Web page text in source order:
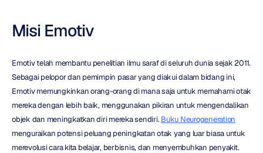
Misi Emotiv
Emotiv telah membantu penelitian ilmu saraf di seluruh dunia sejak 2011.
Sebagai pelopor dan pemimpin pasar yang diakui dalam bidang ini,
Emotiv memungkinkan orang-orang di mana saja untuk memahami otak
mereka dengan lebih baik, menggunakan pikiran untuk mengendalikan
objek dan meningkatkan diri mereka sendiri. Buku Neurogeneration
menguraikan potensi peluang peningkatan otak yang luar biasa untuk
merevolusi cara kita belajar, berbisnis, dan menyembuhkan penyakit.